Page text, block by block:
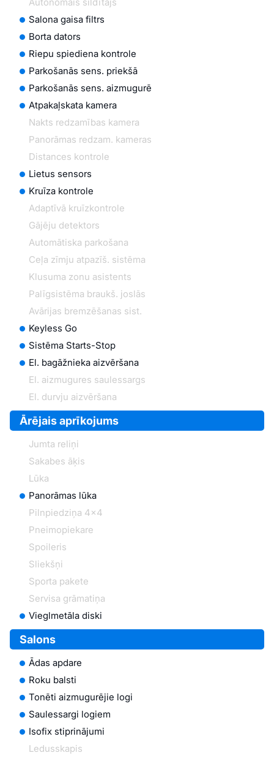
Salona gaisa filtrs
Borta dators
Riepu spiediena kontrole
Parkošanās sens. priekšā
Parkošanās sens. aizmugurē
Atpakaļskata kamera
Nakts redzamības kamera
Panorāmas redzam. kameras
Distances kontrole
Lietus sensors
Kruīza kontrole
Adaptīvā kruīzkontrole
Gājēju detektors
Automātiska parkošana
Ceļa zīmju atpazīš. sistēma
Klusuma zonu asistents
Palīgsistēma braukš. joslās
Avārijas bremzēšanas sist.
Keyless Go
Sistēma Starts-Stop
El. bagāžnieka aizvēršana
El. aizmugures saulessargs
El. durvju aizvēršana
Ārējais aprīkojums
Jumta reliņi
Sakabes āķis
Lūka
Panorāmas lūka
Pilnpiedziņa 4x4
Pneimopiekare
Spoileris
Sliekšņi
Sporta pakete
Servisa grāmatiņa
Vieglmetāla diski
Salons
Ādas apdare
Roku balsti
Tonēti aizmugurējie logi
Saulessargi logiem
Isofix stiprinājumi
Ledusskapis